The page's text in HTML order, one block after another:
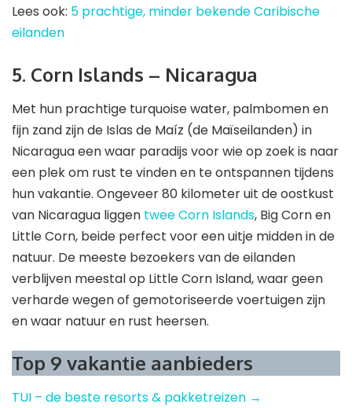
Lees ook: 5 prachtige, minder bekende Caribische
eilanden
5. Corn Islands – Nicaragua
Met hun prachtige turquoise water, palmbomen en
fijn zand zijn de Islas de Maíz (de Maïseilanden) in
Nicaragua een waar paradijs voor wie op zoek is naar
een plek om rust te vinden en te ontspannen tijdens
hun vakantie. Ongeveer 80 kilometer uit de oostkust
van Nicaragua liggen twee Corn Islands, Big Corn en
Little Corn, beide perfect voor een uitje midden in de
natuur. De meeste bezoekers van de eilanden
verblijven meestal op Little Corn Island, waar geen
verharde wegen of gemotoriseerde voertuigen zijn
en waar natuur en rust heersen.
Top 9 vakantie aanbieders
TUI – de beste resorts & pakketreizen →